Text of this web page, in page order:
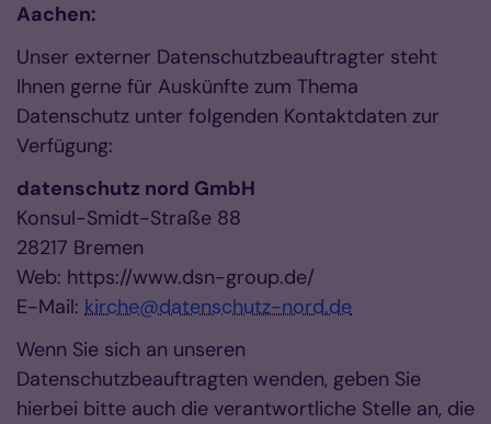
Aachen:
Unser externer Datenschutzbeauftragter steht
Ihnen gerne für Auskünfte zum Thema
Datenschutz unter folgenden Kontaktdaten zur
Verfügung:
datenschutz nord GmbH
Konsul-Smidt-Straße 88
28217 Bremen
Web: https://www.dsn-group.de/
E-Mail: kirche@datenschutz-nord.de
Wenn Sie sich an unseren
Datenschutzbeauftragten wenden, geben Sie
hierbei bitte auch die verantwortliche Stelle an, die